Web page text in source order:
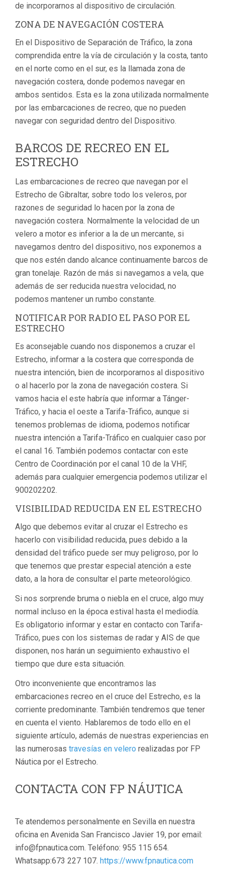
de incorporarnos al dispositivo de circulación.
ZONA DE NAVEGACIÓN COSTERA
En el Dispositivo de Separación de Tráfico, la zona
comprendida entre la vía de circulación y la costa, tanto
en el norte como en el sur, es la llamada zona de
navegación costera, donde podemos navegar en
ambos sentidos. Esta es la zona utilizada normalmente
por las embarcaciones de recreo, que no pueden
navegar con seguridad dentro del Dispositivo.
BARCOS DE RECREO EN EL
ESTRECHO
Las embarcaciones de recreo que navegan por el
Estrecho de Gibraltar, sobre todo los veleros, por
razones de seguridad lo hacen por la zona de
navegación costera. Normalmente la velocidad de un
velero a motor es inferior a la de un mercante, si
navegamos dentro del dispositivo, nos exponemos a
que nos estén dando alcance continuamente barcos de
gran tonelaje. Razón de más si navegamos a vela, que
además de ser reducida nuestra velocidad, no
podemos mantener un rumbo constante.
NOTIFICAR POR RADIO EL PASO POR EL
ESTRECHO
Es aconsejable cuando nos disponemos a cruzar el
Estrecho, informar a la costera que corresponda de
nuestra intención, bien de incorporarnos al dispositivo
o al hacerlo por la zona de navegación costera. Si
vamos hacia el este habría que informar a Tánger-
Tráfico, y hacia el oeste a Tarifa-Tráfico, aunque si
tenemos problemas de idioma, podemos notificar
nuestra intención a Tarifa-Tráfico en cualquier caso por
el canal 16. También podemos contactar con este
Centro de Coordinación por el canal 10 de la VHF,
además para cualquier emergencia podemos utilizar el
900202202.
VISIBILIDAD REDUCIDA EN EL ESTRECHO
Algo que debemos evitar al cruzar el Estrecho es
hacerlo con visibilidad reducida, pues debido a la
densidad del tráfico puede ser muy peligroso, por lo
que tenemos que prestar especial atención a este
dato, a la hora de consultar el parte meteorológico.
Si nos sorprende bruma o niebla en el cruce, algo muy
normal incluso en la época estival hasta el mediodía.
Es obligatorio informar y estar en contacto con Tarifa-
Tráfico, pues con los sistemas de radar y AIS de que
disponen, nos harán un seguimiento exhaustivo el
tiempo que dure esta situación.
Otro inconveniente que encontramos las
embarcaciones recreo en el cruce del Estrecho, es la
corriente predominante. También tendremos que tener
en cuenta el viento. Hablaremos de todo ello en el
siguiente artículo, además de nuestras experiencias en
las numerosas travesías en velero realizadas por FP
Náutica por el Estrecho.
CONTACTA CON FP NÁUTICA
Te atendemos personalmente en Sevilla en nuestra
oficina en Avenida San Francisco Javier 19, por email:
info@fpnautica.com. Teléfono: 955 115 654.
Whatsapp:673 227 107. https://www.fpnautica.com